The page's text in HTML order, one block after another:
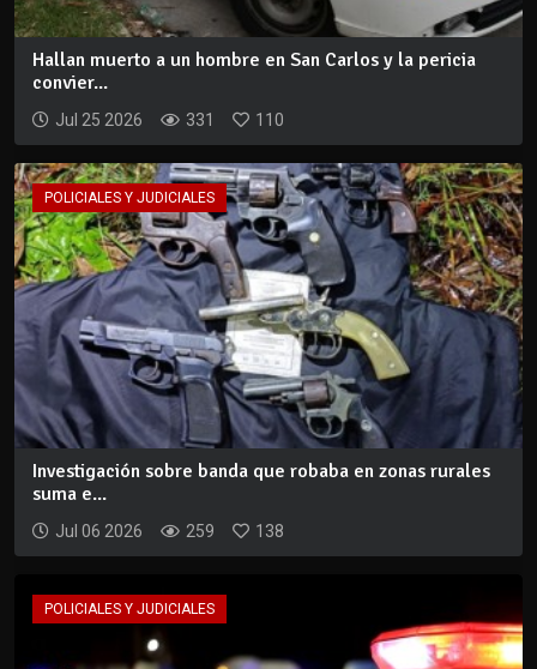
Hallan muerto a un hombre en San Carlos y la pericia
convier...
Jul 25 2026 331 110
POLICIALES Y JUDICIALES
Investigación sobre banda que robaba en zonas rurales
suma e...
Jul 06 2026 259 138
POLICIALES Y JUDICIALES